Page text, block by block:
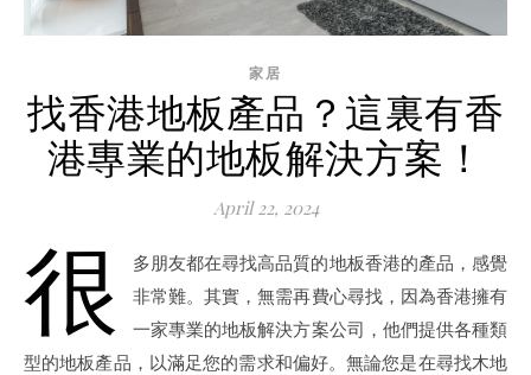
家居
找香港地板產品？這裏有香
港專業的地板解決方案！
April 22, 2024
很
多朋友都在尋找高品質的地板香港的產品，感覺
非常難。其實，無需再費心尋找，因為香港擁有
一家專業的地板解決方案公司，他們提供各種類
型的地板產品，以滿足您的需求和偏好。無論您是在尋找木地